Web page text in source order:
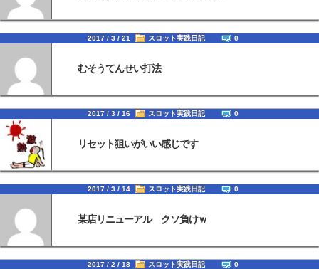
2017 / 3 / 21 スロット実践日記 0
むそうてんせい打法
2017 / 3 / 16 スロット実践日記 0
リセット狙いがいい感じです
2017 / 3 / 14 スロット実践日記 0
某店リニューアル クソ負けｗ
2017 / 2 / 18 スロット実践日記 0